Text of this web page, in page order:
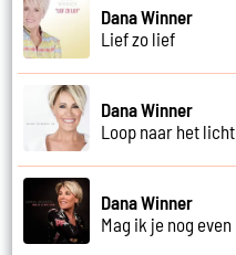
Dana Winner
Lief zo lief
Dana Winner
Loop naar het licht
Dana Winner
Mag ik je nog even